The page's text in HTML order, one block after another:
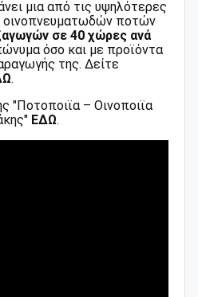
μια από τις υψηλότερες
οινοπνευματωδών ποτών
σε 40 χώρες ανά
όσο και με προϊόντα
της. Δείτε
.
"Ποτοποιϊα – Οινοποιϊα
ΕΔΩ.